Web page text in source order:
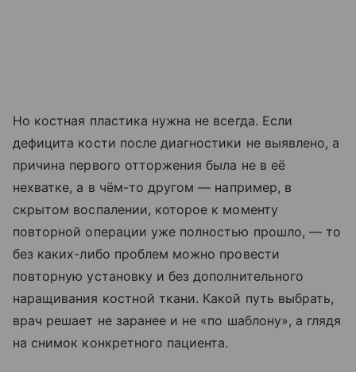
Но костная пластика нужна не всегда. Если
дефицита кости после диагностики не выявлено, а
причина первого отторжения была не в её
нехватке, а в чём-то другом — например, в
скрытом воспалении, которое к моменту
повторной операции уже полностью прошло, — то
без каких-либо проблем можно провести
повторную установку и без дополнительного
наращивания костной ткани. Какой путь выбрать,
врач решает не заранее и не «по шаблону», а глядя
на снимок конкретного пациента.